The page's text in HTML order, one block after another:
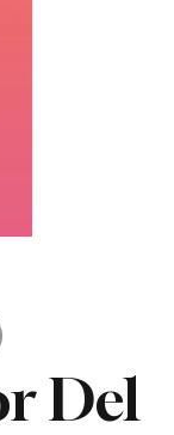
Del